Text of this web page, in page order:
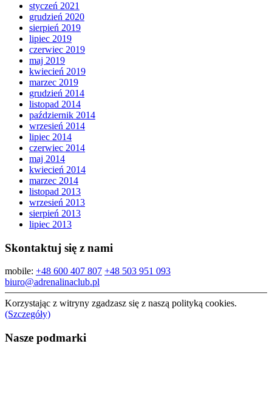
styczeń 2021
grudzień 2020
sierpień 2019
lipiec 2019
czerwiec 2019
maj 2019
kwiecień 2019
marzec 2019
grudzień 2014
listopad 2014
październik 2014
wrzesień 2014
lipiec 2014
czerwiec 2014
maj 2014
kwiecień 2014
marzec 2014
listopad 2013
wrzesień 2013
sierpień 2013
lipiec 2013
Skontaktuj się z nami
mobile: +48 600 407 807 +48 503 951 093
biuro@adrenalinaclub.pl
Korzystając z witryny zgadzasz się z naszą polityką cookies.
(Szczegóły)
Nasze podmarki